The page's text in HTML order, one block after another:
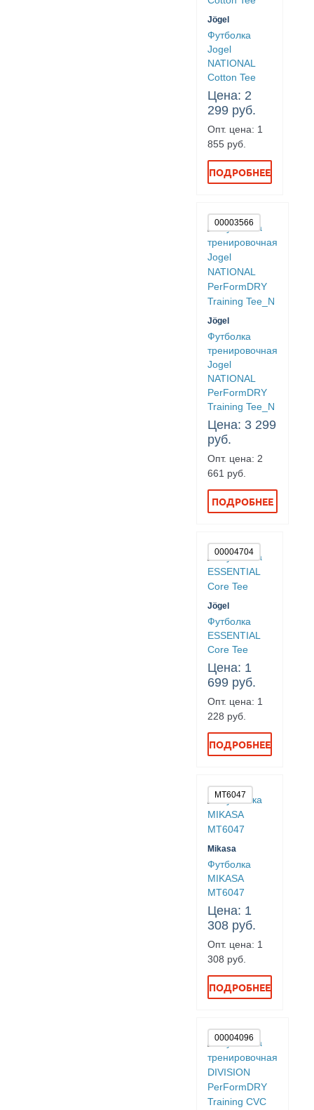
Jögel
Футболка
Jogel
NATIONAL
Cotton Tee
Цена: 2
299 руб.
Опт. цена: 1
855 руб.
ПОДРОБНЕЕ
00003566
Jögel
Футболка
тренировочная
Jogel
NATIONAL
PerFormDRY
Training Tee_N
Цена: 3 299
руб.
Опт. цена: 2
661 руб.
ПОДРОБНЕЕ
00004704
Jögel
Футболка
ESSENTIAL
Core Tee
Цена: 1
699 руб.
Опт. цена: 1
228 руб.
ПОДРОБНЕЕ
MT6047
Mikasa
Футболка
MIKASA
MT6047
Цена: 1
308 руб.
Опт. цена: 1
308 руб.
ПОДРОБНЕЕ
00004096